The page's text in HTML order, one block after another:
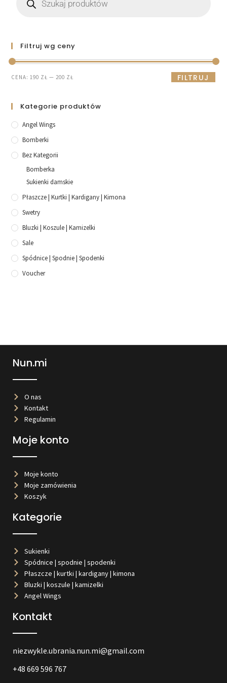
Filtruj wg ceny
FILTRUJ
CENA:190 ZŁ —200 ZŁ
Kategorie produktów
Angel Wings
Bomberki
Bez Kategorii
Bomberka
Sukienki damskie
Płaszcze | Kurtki | Kardigany | Kimona
Swetry
Bluzki | Koszule | Kamizelki
Sale
Spódnice | Spodnie | Spodenki
Voucher
Nun.mi
O nas
Kontakt
Regulamin
Moje konto
Moje konto
Moje zamówienia
Koszyk
Kategorie
Sukienki
Spódnice | spodnie | spodenki
Płaszcze | kurtki | kardigany | kimona
Bluzki | koszule | kamizelki
Angel Wings
Kontakt
niezwykle.ubrania.nun.mi@gmail.com
+48 669 596 767